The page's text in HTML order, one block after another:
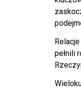
pełnili